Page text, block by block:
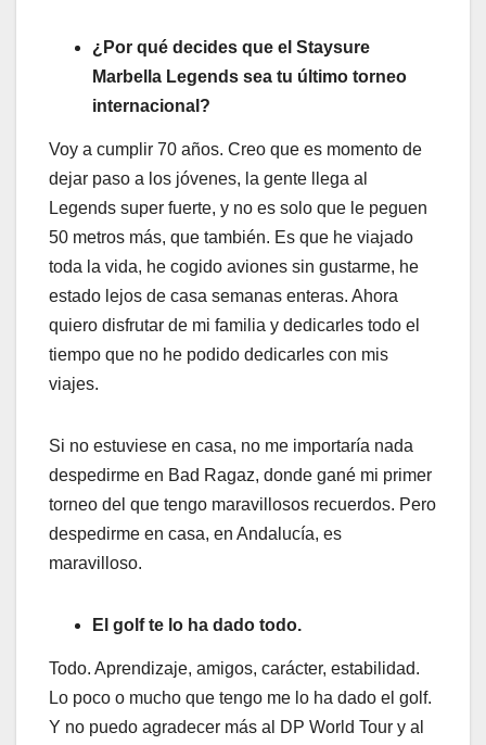
¿Por qué decides que el Staysure
Marbella Legends sea tu último torneo
internacional?
Voy a cumplir 70 años. Creo que es momento de
dejar paso a los jóvenes, la gente llega al
Legends super fuerte, y no es solo que le peguen
50 metros más, que también. Es que he viajado
toda la vida, he cogido aviones sin gustarme, he
estado lejos de casa semanas enteras. Ahora
quiero disfrutar de mi familia y dedicarles todo el
tiempo que no he podido dedicarles con mis
viajes.
Si no estuviese en casa, no me importaría nada
despedirme en Bad Ragaz, donde gané mi primer
torneo del que tengo maravillosos recuerdos. Pero
despedirme en casa, en Andalucía, es
maravilloso.
El golf te lo ha dado todo.
Todo. Aprendizaje, amigos, carácter, estabilidad.
Lo poco o mucho que tengo me lo ha dado el golf.
Y no puedo agradecer más al DP World Tour y al